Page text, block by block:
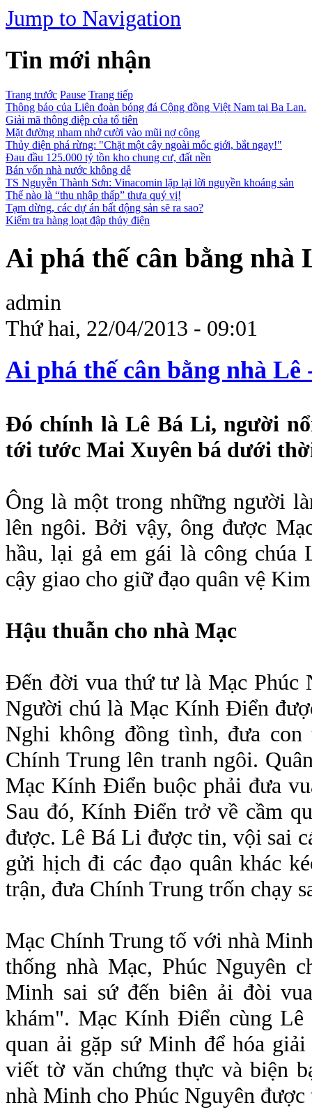
Jump to Navigation
Tin mới nhận
Trang trước Pause Trang tiếp
Thông báo của Liên đoàn bóng đá Cộng đồng Việt Nam tại Ba Lan.
Giải mã thông điệp của tổ tiên
Mặt đường nham nhở cười vào mũi nợ công
Thủy điện phá rừng: "Chặt một cây ngoài mốc giới, bắt ngay!"
Đau đầu 125.000 tỷ tồn kho chung cư, đất nền
Bán vốn nhà nước không dễ
TS Nguyễn Thành Sơn: Vinacomin lặp lại lời nguyền khoáng sản
Thế nào là “thu nhập thấp” thưa quý vị!
Tạm dừng, các dự án bất động sản sẽ ra sao?
Kiểm tra hàng loạt đập thủy điện
Ai phá thế cân bằng nhà
admin
Thứ hai, 22/04/2013 - 09:01
Ai phá thế cân bằng nhà Lê
Đó chính là Lê Bá Li, người
tới tước Mai Xuyên bá dưới
Ông là một trong những người
lên ngôi. Bởi vậy, ông được
hầu, lại gả em gái là công
cậy giao cho giữ đạo quân vệ
Hậu thuẫn cho nhà Mạc
Đến đời vua thứ tư là Mạc Phúc
Người chú là Mạc Kính Điển
Nghi không đồng tình, đưa
Chính Trung lên tranh ngôi.
Mạc Kính Điển buộc phải đưa
Sau đó, Kính Điển trở về cầm
được. Lê Bá Li được tin, vội sai
gửi hịch đi các đạo quân khác
trận, đưa Chính Trung trốn chạy
Mạc Chính Trung tố với nhà
thống nhà Mạc, Phúc Nguyên
Minh sai sứ đến biên ải đòi
khám". Mạc Kính Điển cùng
quan ải gặp sứ Minh để hóa
viết tờ văn chứng thực và biện
nhà Minh cho Phúc Nguyên